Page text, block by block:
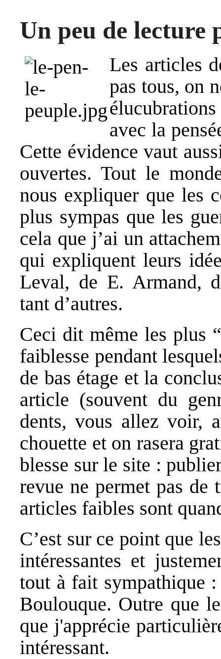
Un peu de lecture
Les articles
pas tous, on
avec la
Cette évidence vaut
ouvertes. Tout le
nous expliquer que les
plus sympas que les
cela que j’ai un
qui expliquent leurs
Leval, de E. Armand,
tant d’autres.
Ceci dit même les plus
faiblesse pendant
de bas étage et la
article (souvent du
dents, vous allez voir,
chouette et on rasera
blesse sur le site :
revue ne permet pas
articles faibles sont
C’est sur ce point que
intéressantes et
tout à fait sympathique
Boulouque. Outre que
que j'apprécie
intéressant.